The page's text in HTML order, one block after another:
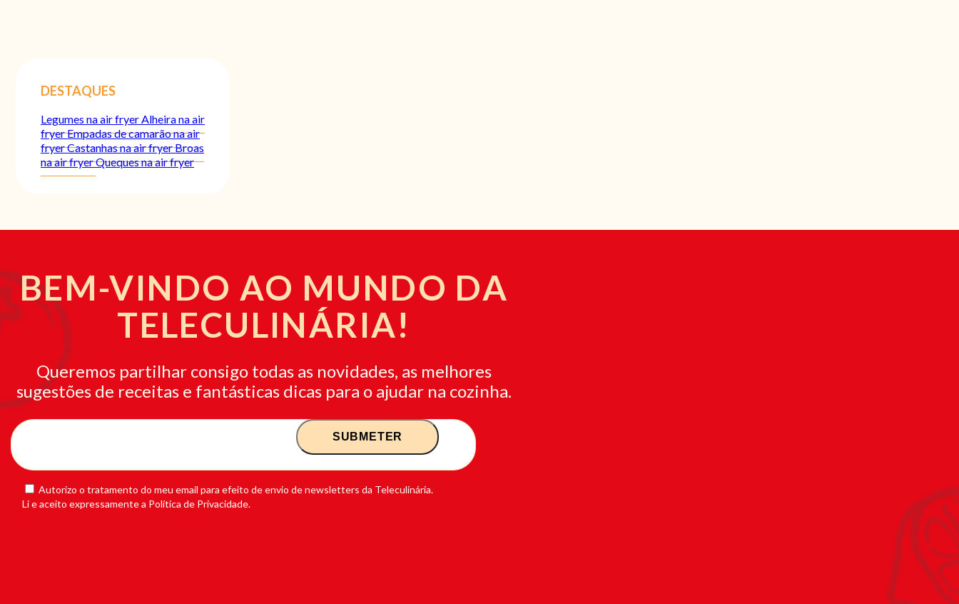
DESTAQUES
Legumes na air fryerAlheira na air
fryerEmpadas de camarão na air
fryerCastanhas na air fryerBroas
na air fryerQueques na air fryer
BEM-VINDO AO MUNDO DA
TELECULINÁRIA!
Queremos partilhar consigo todas as novidades, as melhores
sugestões de receitas e fantásticas dicas para o ajudar na cozinha.
Autorizo o tratamento do meu email para efeito de envio de newsletters da Teleculinária.
Li e aceito expressamente a Política de Privacidade.